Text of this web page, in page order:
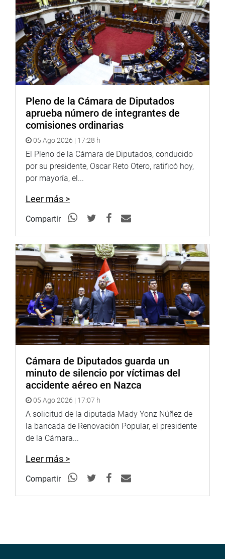
http://www.congreso.gob.pe/
Facebook:https://www.facebook.com/congresoperu
Twitter:https://twitter.com/congresoperu
<https://twitter.com/congresoperu>
Youtube:http://www.youtube.com/congresoperu
Soundcloud:https://soundcloud.com/radiocongreso
<https://soundcloud.com/radiocongreso>
Sistema de Archivo Fotográfico (SAF):
http://www4.congreso.gob.pe/fotografia.asp
Pleno de la Cámara de Diputados
aprueba número de integrantes de
comisiones ordinarias
05 Ago 2026 | 17:28 h
El Pleno de la Cámara de Diputados, conducido
por su presidente, Oscar Reto Otero, ratificó hoy,
por mayoría, el...
Leer más >
Compartir
Cámara de Diputados guarda un
minuto de silencio por víctimas del
accidente aéreo en Nazca
05 Ago 2026 | 17:07 h
A solicitud de la diputada Mady Yonz Núñez de
la bancada de Renovación Popular, el presidente
de la Cámara...
Leer más >
Compartir